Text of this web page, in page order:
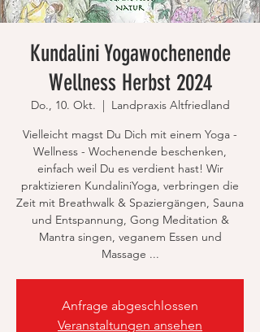
Kundalini Yogawochenende
Wellness Herbst 2024
Do., 10. Okt.
  |
Landpraxis Altfriedland
Vielleicht magst Du Dich mit einem Yoga -
Wellness - Wochenende beschenken,
einfach weil Du es verdient hast! Wir
praktizieren KundaliniYoga, verbringen die
Zeit mit Breathwalk & Spaziergängen, Sauna
und Entspannung, Gong Meditation &
Mantra singen, veganem Essen und
Massage ...
Anfrage abgeschlossen
Veranstaltungen ansehen